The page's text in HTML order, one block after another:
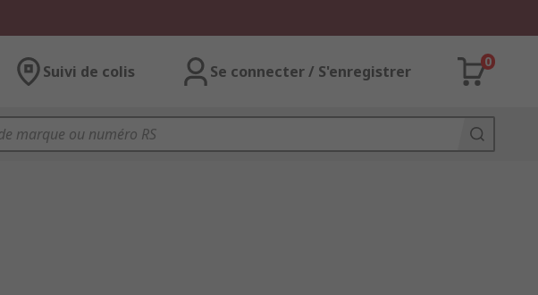
Suivi de colis Se connecter / S'enregistrer
0